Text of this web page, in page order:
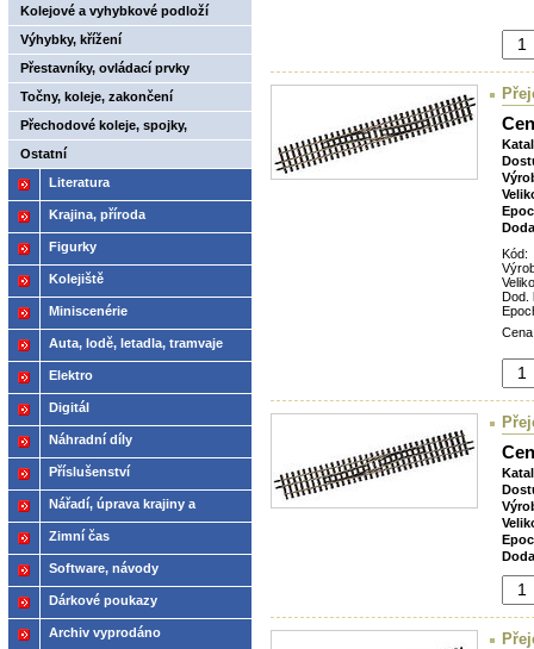
Kód:
Dod.
Kolejové a vyhybkové podloží
Výhybky, křížení
Přestavníky, ovládací prvky
Točny, koleje, zakončení
Přechodové koleje, spojky,
rozpojovače
Ostatní
Literatura
Krajina, příroda
Figurky
Kolejiště
Miniscenérie
Auta, lodě, letadla, tramvaje
Elektro
Digitál
Náhradní díly
Příslušenství
Nářadí, úprava krajiny a
modelů
Zimní čas
Software, návody
Dárkové poukazy
Archiv vyprodáno